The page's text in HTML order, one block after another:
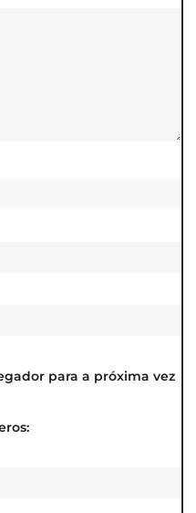
para a próxima vez